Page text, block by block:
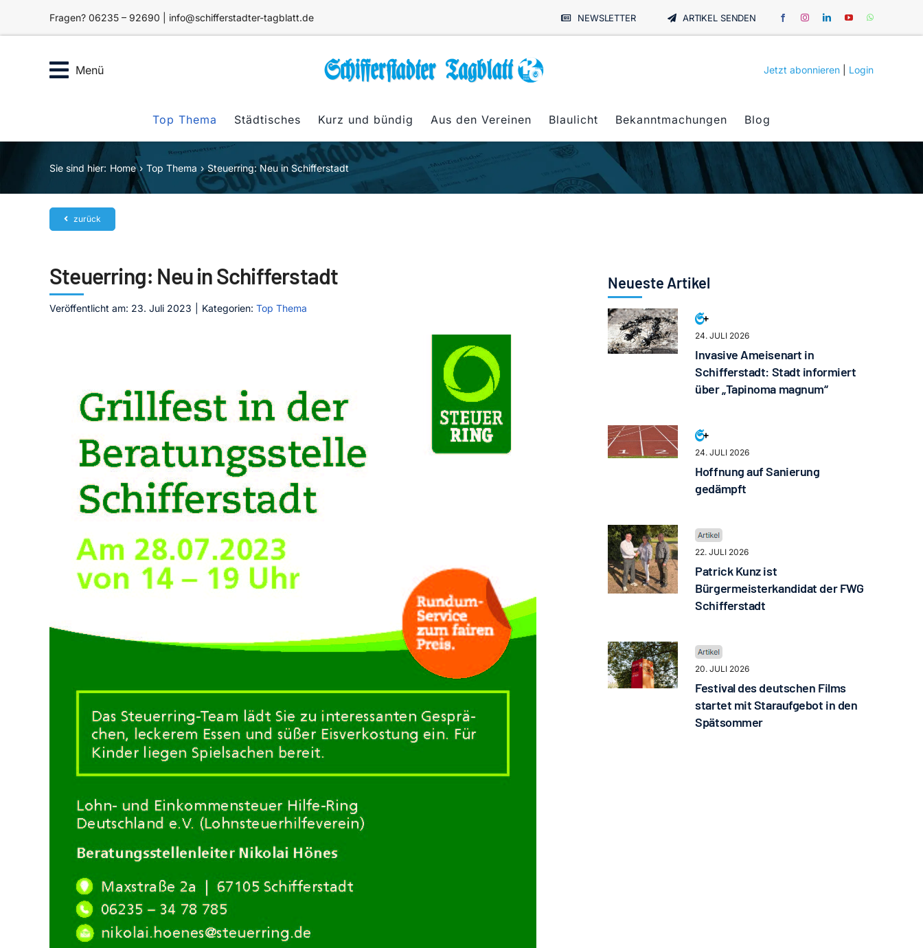
Fragen? 06235 – 92690 | info@schifferstadter-tagblatt.de NEWSLETTER ARTIKEL SENDEN
Menü Jetzt abonnieren Login
Top Thema Städtisches Kurz und bündig Aus den Vereinen Blaulicht Bekanntmachungen Blog
Sie sind hier: Home Top Thema Steuerring: Neu in Schifferstadt
zurück
Steuerring: Neu in Schifferstadt
Veröffentlicht am: 23. Juli 2023 Kategorien: Top Thema
Neueste Artikel
24. JULI 2026
Invasive Ameisenart in
Schifferstadt: Stadt informiert
über „Tapinoma magnum“
24. JULI 2026
Hoffnung auf Sanierung
gedämpft
22. JULI 2026
Patrick Kunz ist
Bürgermeisterkandidat der FWG
Schifferstadt
20. JULI 2026
Festival des deutschen Films
startet mit Staraufgebot in den
Spätsommer